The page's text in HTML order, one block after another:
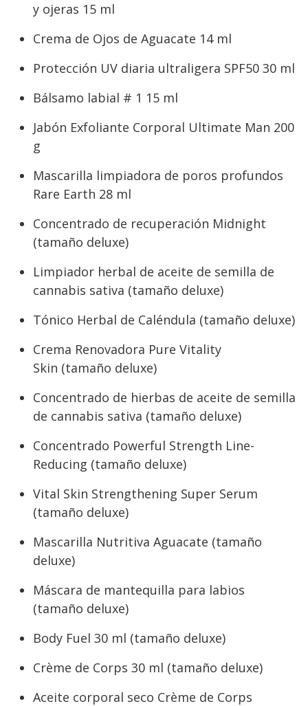
y ojeras 15 ml
Crema de Ojos de Aguacate 14 ml
Protección UV diaria ultraligera SPF50 30 ml
Bálsamo labial # 1 15 ml
Jabón Exfoliante Corporal Ultimate Man 200
g
Mascarilla limpiadora de poros profundos
Rare Earth 28 ml
Concentrado de recuperación Midnight
(tamaño deluxe)
Limpiador herbal de aceite de semilla de
cannabis sativa (tamaño deluxe)
Tónico Herbal de Caléndula (tamaño deluxe)
Crema Renovadora Pure Vitality
Skin (tamaño deluxe)
Concentrado de hierbas de aceite de semilla
de cannabis sativa (tamaño deluxe)
Concentrado Powerful Strength Line-
Reducing (tamaño deluxe)
Vital Skin Strengthening Super Serum
(tamaño deluxe)
Mascarilla Nutritiva Aguacate (tamaño
deluxe)
Máscara de mantequilla para labios
(tamaño deluxe)
Body Fuel 30 ml (tamaño deluxe)
Crème de Corps 30 ml (tamaño deluxe)
Aceite corporal seco Crème de Corps